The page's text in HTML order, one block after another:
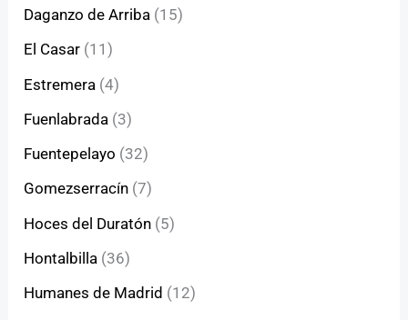
Daganzo de Arriba (15)
El Casar (11)
Estremera (4)
Fuenlabrada (3)
Fuentepelayo (32)
Gomezserracín (7)
Hoces del Duratón (5)
Hontalbilla (36)
Humanes de Madrid (12)